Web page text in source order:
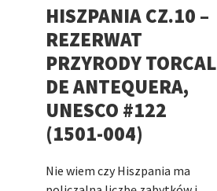
HISZPANIA CZ.10 –
REZERWAT
PRZYRODY TORCAL
DE ANTEQUERA,
UNESCO #122
(1501-004)
Nie wiem czy Hiszpania ma